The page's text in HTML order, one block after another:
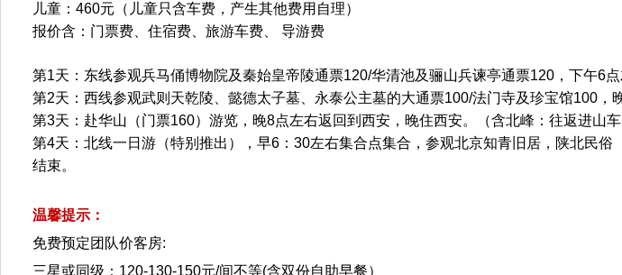
儿童：460元（儿童只含车费，产生其他费用自理）
报价含：门票费、住宿费、旅游车费、 导游费
第1天：东线参观兵马俑博物院及秦始皇帝陵通票120/华清池及骊山兵谏亭通票120，下午6
第2天：西线参观武则天乾陵、懿德太子墓、永泰公主墓的大通票100/法门寺及珍宝馆100，
第3天：赴华山（门票160）游览，晚8点左右返回到西安，晚住西安。（含北峰：往返进山车
第4天：北线一日游（特别推出），早6：30左右集合点集合，参观北京知青旧居，陕北民
结束。
温馨提示：
免费预定团队价客房:
三星或同级：120-130-150元/间不等(含双份自助早餐）